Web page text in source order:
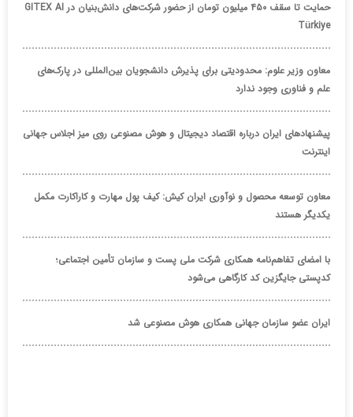
حمایت تا سقف ۴۵۰ میلیون تومان از حضور شرکت‌های دانش‌بنیان در GITEX AI
Türkiye
معاون وزیر علوم: محدودیتی برای پذیرش دانشجویان بین‌المللی در پارک‌های
علم و فناوری وجود ندارد
پیشنهادهای ایران درباره اقتصاد دیجیتال و هوش مصنوعی روی میز اجلاس جهانی
اینترنت
معاون توسعه محصول و نوآوری ایران کیش: کیف پول مهارت و کاراکارت مکمل
یکدیگر هستند
با امضای تفاهم‌نامه همکاری شرکت ملی پست و سازمان تأمین اجتماعی؛
کدپستی جایگزین کد کارگاهی می‌شود
ایران عضو سازمان جهانی همکاری هوش مصنوعی شد